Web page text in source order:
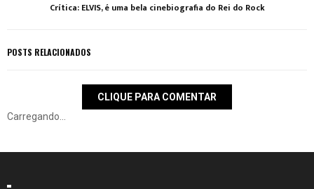
Crítica: ELVIS, é uma bela cinebiografia do Rei do Rock
POSTS RELACIONADOS
CLIQUE PARA COMENTAR
Carregando...